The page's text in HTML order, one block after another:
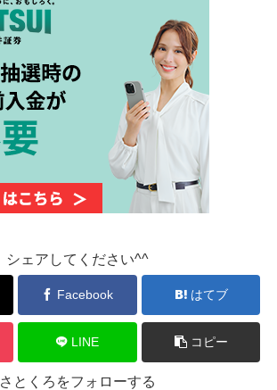
シェアしてください^^
Facebook はてブ
LINE コピー
さとくろをフォローする